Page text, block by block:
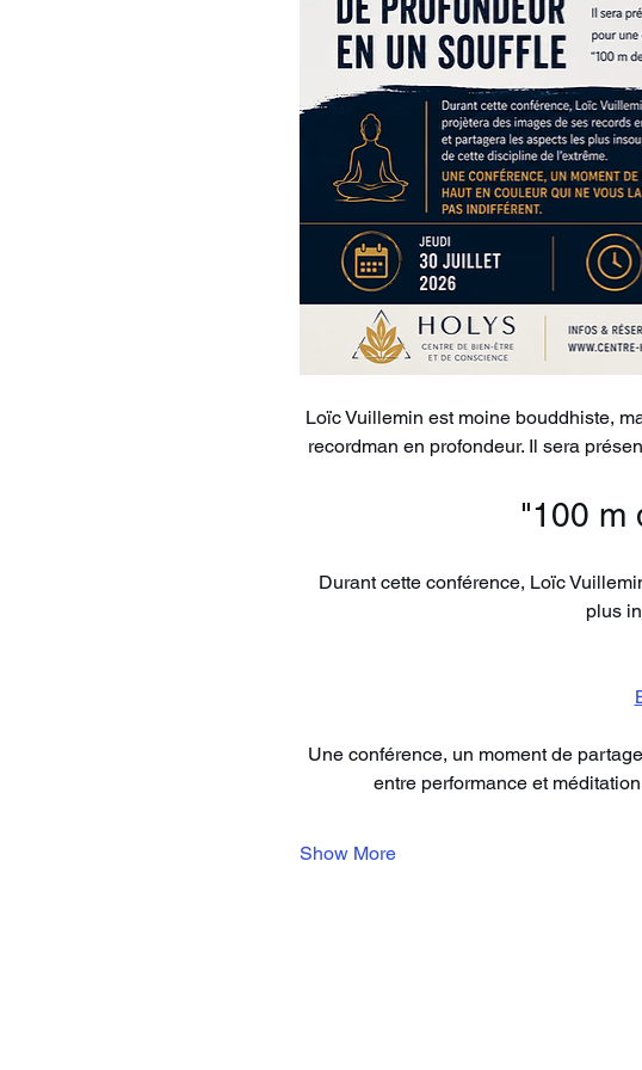
Loïc Vuillemin est moine bouddhiste,
recordman en profondeur. Il sera
"100 m
Durant cette conférence, Loïc
plus
Une conférence, un moment de
entre performance et
Show More